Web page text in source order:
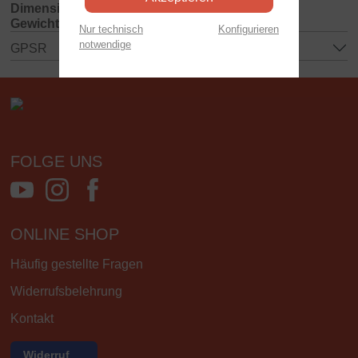
Dimensionen:
400x65x260 mm
Gewicht:
0.12 kg
GPSR
FOLGE UNS
ONLINE SHOP
Häufig gestellte Fragen
Widerrufsbelehrung
Kontakt
Widerruf
Nur technisch
notwendige
Konfigurieren